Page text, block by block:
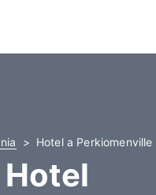
Hotel a Perkiomenville